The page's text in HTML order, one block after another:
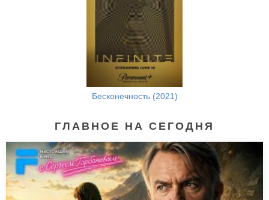
Бесконечность (2021)
ГЛАВНОЕ НА СЕГОДНЯ